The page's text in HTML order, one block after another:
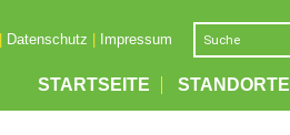
Datenschutz Impressum
STARTSEITE STANDORTE